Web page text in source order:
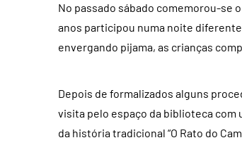
No passado sábado comemorou-se
anos participou numa noite diferente
envergando pijama, as crianças
Depois de formalizados alguns
visita pelo espaço da biblioteca com
da história tradicional “O Rato do